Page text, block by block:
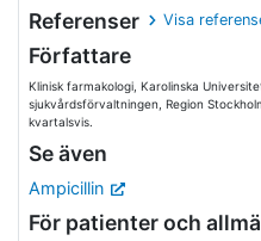
Referenser Visa
Författare
Klinisk farmakologi, Karolinska
sjukvårdsförvaltningen, Region
kvartalsvis.
Se även
Ampicillin
För patienter och